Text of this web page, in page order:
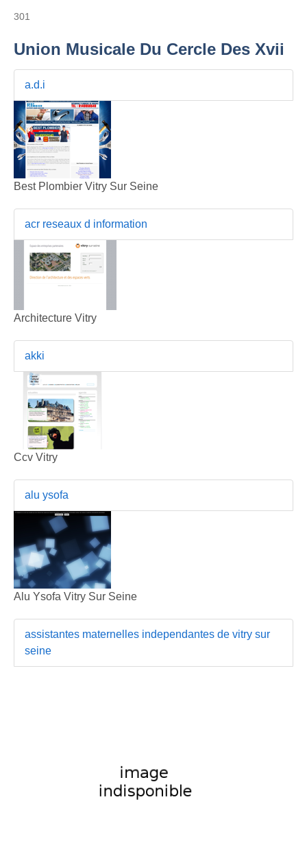
301
Union Musicale Du Cercle Des Xvii
a.d.i
Best Plombier Vitry Sur Seine
acr reseaux d information
Architecture Vitry
akki
Ccv Vitry
alu ysofa
Alu Ysofa Vitry Sur Seine
assistantes maternelles independantes de vitry sur
seine